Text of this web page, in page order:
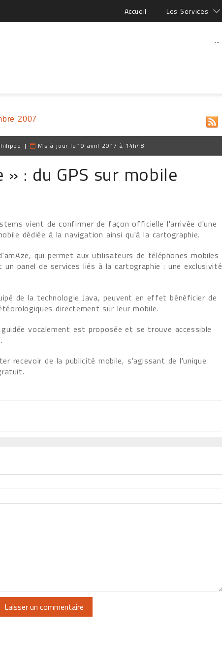
Accueil Les Services
...
2007
| Mis à jour le 19 avril 2017 à 14h48
» : du GPS sur mobile
vient de confirmer de façon officielle l'arrivée d'une
dédiée à la navigation ainsi qu'à la cartographie.
qui permet aux utilisateurs de téléphones mobiles
panel de services liés à la cartographie : une exclusivité
de la technologie Java, peuvent en effet bénéficier de
directement sur leur mobile.
vocalement est proposée et se trouve accessible
recevoir de la publicité mobile, s'agissant de l'unique